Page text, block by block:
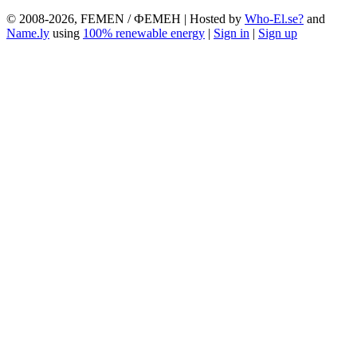
© 2008-2026, FEMEN / ФЕМЕН | Hosted by Who-El.se? and
Name.ly using 100% renewable energy | Sign in | Sign up